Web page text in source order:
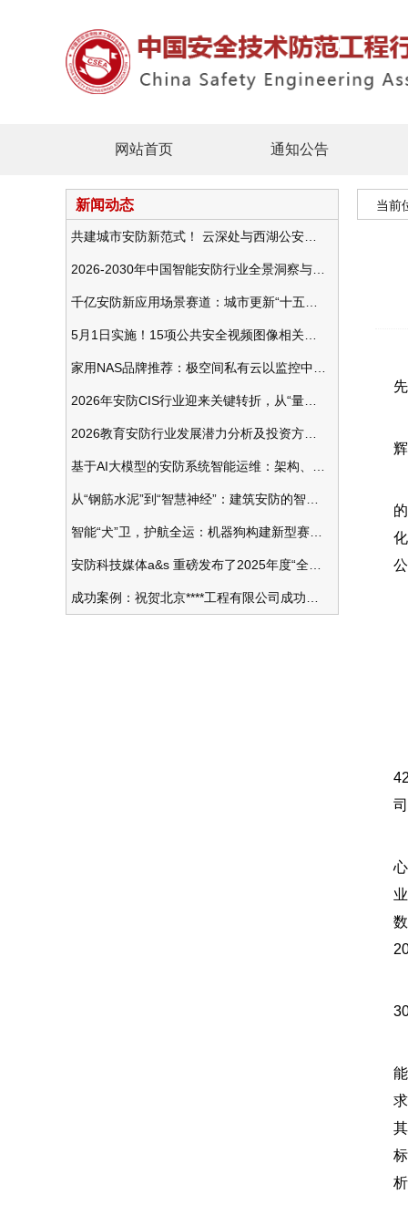
网站首页 通知公告
新闻动态 当前